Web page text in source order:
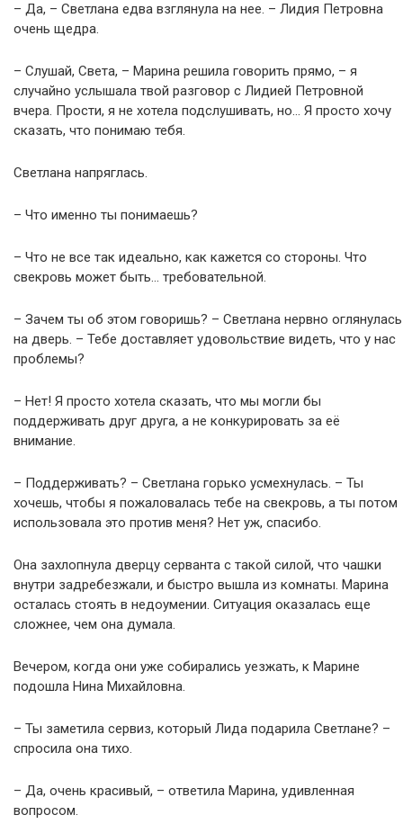
– Да, – Светлана едва взглянула на нее. – Лидия Петровна
очень щедра.
– Слушай, Света, – Марина решила говорить прямо, – я
случайно услышала твой разговор с Лидией Петровной
вчера. Прости, я не хотела подслушивать, но… Я просто хочу
сказать, что понимаю тебя.
Светлана напряглась.
– Что именно ты понимаешь?
– Что не все так идеально, как кажется со стороны. Что
свекровь может быть… требовательной.
– Зачем ты об этом говоришь? – Светлана нервно оглянулась
на дверь. – Тебе доставляет удовольствие видеть, что у нас
проблемы?
– Нет! Я просто хотела сказать, что мы могли бы
поддерживать друг друга, а не конкурировать за её
внимание.
– Поддерживать? – Светлана горько усмехнулась. – Ты
хочешь, чтобы я пожаловалась тебе на свекровь, а ты потом
использовала это против меня? Нет уж, спасибо.
Она захлопнула дверцу серванта с такой силой, что чашки
внутри задребезжали, и быстро вышла из комнаты. Марина
осталась стоять в недоумении. Ситуация оказалась еще
сложнее, чем она думала.
Вечером, когда они уже собирались уезжать, к Марине
подошла Нина Михайловна.
– Ты заметила сервиз, который Лида подарила Светлане? –
спросила она тихо.
– Да, очень красивый, – ответила Марина, удивленная
вопросом.